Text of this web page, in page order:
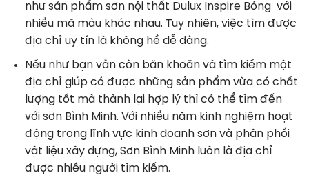
như sản phẩmsơn nội thất Dulux Inspire Bóng với
nhiều mã màu khác nhau. Tuy nhiên, việc tìm được
địa chỉ uy tín là không hề dễ dàng.
Nếu như bạn vẫn còn băn khoăn và tìm kiếm một
địa chỉ giúp có được những sản phẩm vừa có chất
lượng tốt mà thành lại hợp lý thì có thể tìm đến
với sơn Bình Minh. Với nhiều năm kinh nghiệm hoạt
động trong lĩnh vực kinh doanh sơn và phân phối
vật liệu xây dựng, Sơn Bình Minh luôn là địa chỉ
được nhiều người tìm kiếm.